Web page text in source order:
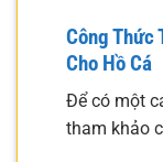
Công Thức
Cho Hồ Cá
Để có một
tham khảo